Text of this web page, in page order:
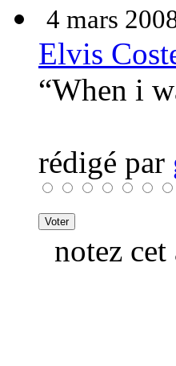
4 mars
Elvis
“When i
rédigé par
notez cet